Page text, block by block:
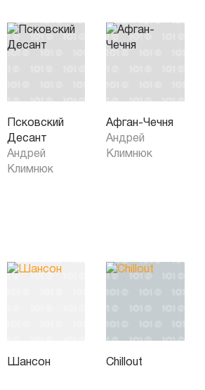
Псковский
Десант
Андрей
Климнюк
Афган-Чечня
Андрей
Климнюк
Шансон Chillout